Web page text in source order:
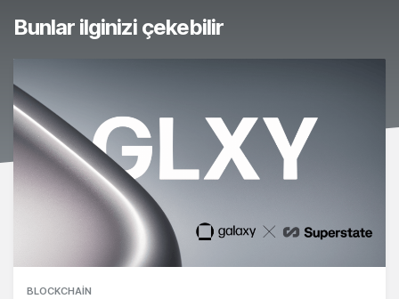
Bunlar ilginizi çekebilir
BLOCKCHAIN